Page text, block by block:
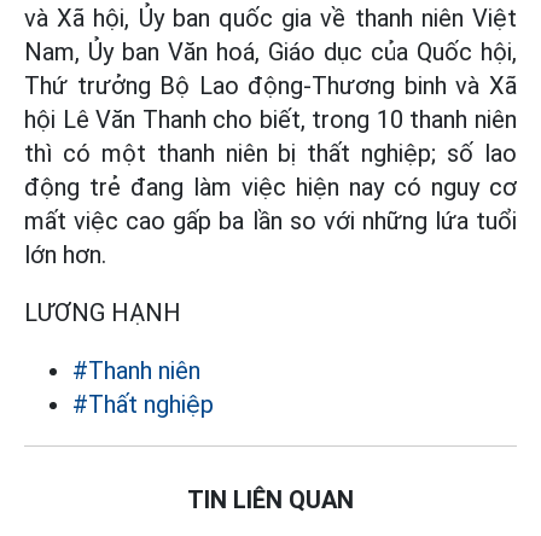
và Xã hội, Ủy ban quốc gia về thanh niên Việt
Nam, Ủy ban Văn hoá, Giáo dục của Quốc hội,
Thứ trưởng Bộ Lao động-Thương binh và Xã
hội Lê Văn Thanh cho biết, trong 10 thanh niên
thì có một thanh niên bị thất nghiệp; số lao
động trẻ đang làm việc hiện nay có nguy cơ
mất việc cao gấp ba lần so với những lứa tuổi
lớn hơn.
LƯƠNG HẠNH
#Thanh niên
#Thất nghiệp
TIN LIÊN QUAN